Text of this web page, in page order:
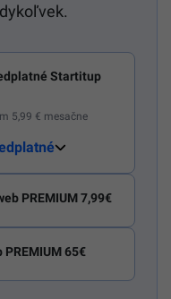
Startitup
5,99 € mesačne
PREMIUM 7,99€
65€